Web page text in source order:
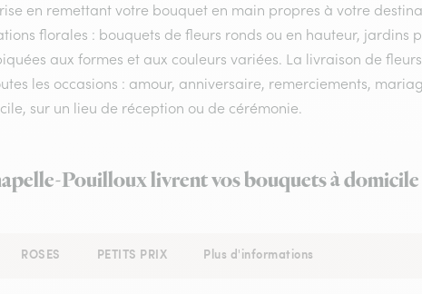
en remettant votre bouquet en main propres à votre
florales : bouquets de fleurs ronds ou en hauteur, jardins
aux formes et aux couleurs variées. La livraison de
les occasions : amour, anniversaire, remerciements,
sur un lieu de réception ou de cérémonie.
Pouilloux livrent vos bouquets à
ROSES PETITS PRIX Plus d'informations